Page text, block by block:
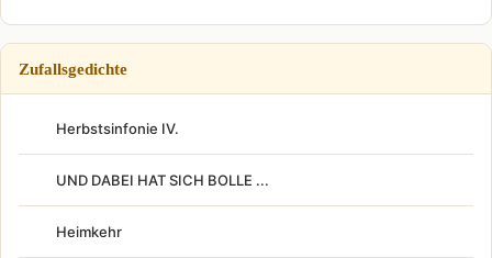
Zufallsgedichte
Herbstsinfonie IV.
UND DABEI HAT SICH BOLLE ...
Heimkehr